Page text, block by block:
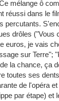
mélange ô
réussi dans le
percutants.
drôles ("Vous
euros, je vais
sur Terre";
la chance, ça
toutes ses
de l'opéra
par étape) et